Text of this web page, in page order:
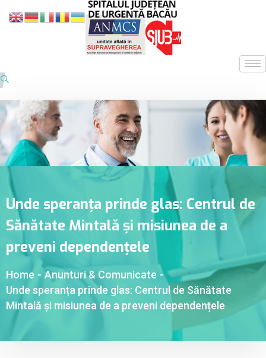
Unde speranța prinde glas: Centrul de
Sănătate Mintală și misiunea de a
preveni dependențele
Home - Anunturi & Comunicate -
Unde speranța prinde glas: Centrul de Sănătate
Mintală și misiunea de a preveni dependențele